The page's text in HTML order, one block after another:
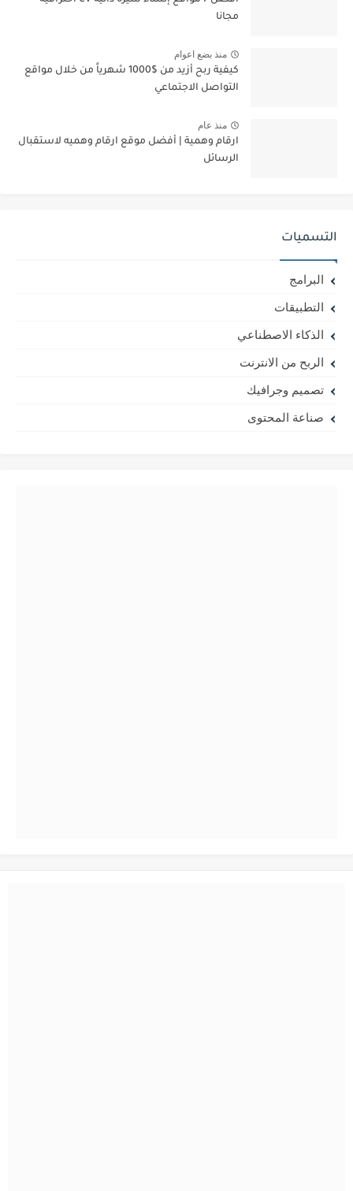
مجانا
منذ بضع اعوام
كيفية ربح أزيد من $1000 شهرياً من خلال مواقع
التواصل الاجتماعي
منذ عام
ارقام وهمية | أفضل موقع ارقام وهميه لاستقبال
الرسائل
التسميات
البرامج
التطبيقات
الذكاء الاصطناعي
الربح من الانترنت
تصميم وجرافيك
صناعة المحتوى